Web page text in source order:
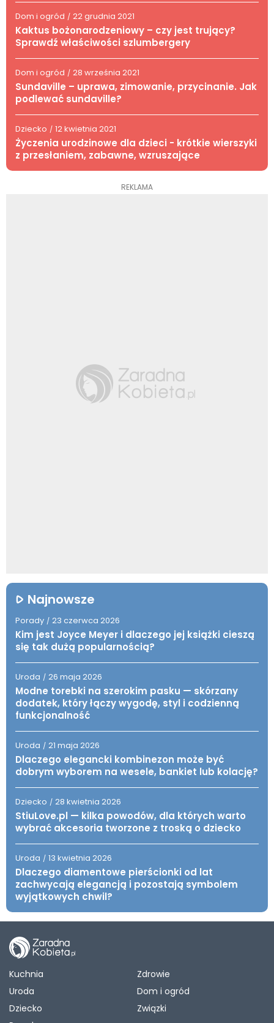
Dom i ogród / 22 grudnia 2021
Kaktus bożonarodzeniowy – czy jest trujący?
Sprawdź właściwości szlumbergery
Dom i ogród / 28 września 2021
Sundaville – uprawa, zimowanie, przycinanie. Jak
podlewać sundaville?
Dziecko / 12 kwietnia 2021
Życzenia urodzinowe dla dzieci - krótkie wierszyki
z przesłaniem, zabawne, wzruszające
REKLAMA
Najnowsze
Porady / 23 czerwca 2026
Kim jest Joyce Meyer i dlaczego jej książki cieszą
się tak dużą popularnością?
Uroda / 26 maja 2026
Modne torebki na szerokim pasku — skórzany
dodatek, który łączy wygodę, styl i codzienną
funkcjonalność
Uroda / 21 maja 2026
Dlaczego elegancki kombinezon może być
dobrym wyborem na wesele, bankiet lub kolację?
Dziecko / 28 kwietnia 2026
StiuLove.pl — kilka powodów, dla których warto
wybrać akcesoria tworzone z troską o dziecko
Uroda / 13 kwietnia 2026
Dlaczego diamentowe pierścionki od lat
zachwycają elegancją i pozostają symbolem
wyjątkowych chwil?
Kuchnia
Zdrowie
Uroda
Dom i ogród
Dziecko
Związki